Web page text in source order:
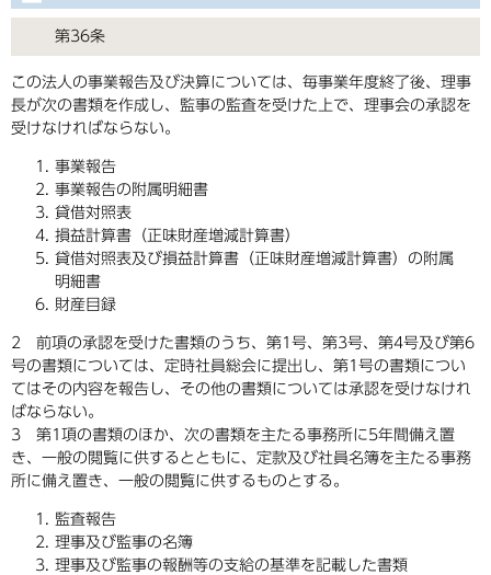
第36条
この法人の事業報告及び決算については、毎事業年度終了後、理事
長が次の書類を作成し、監事の監査を受けた上で、理事会の承認を
受けなければならない。
事業報告
事業報告の附属明細書
貸借対照表
損益計算書（正味財産増減計算書）
貸借対照表及び損益計算書（正味財産増減計算書）の附属
明細書
財産目録
2 前項の承認を受けた書類のうち、第1号、第3号、第4号及び第6
号の書類については、定時社員総会に提出し、第1号の書類につい
てはその内容を報告し、その他の書類については承認を受けなけれ
ばならない。
3 第1項の書類のほか、次の書類を主たる事務所に5年間備え置
き、一般の閲覧に供するとともに、定款及び社員名簿を主たる事務
所に備え置き、一般の閲覧に供するものとする。
監査報告
理事及び監事の名簿
理事及び監事の報酬等の支給の基準を記載した書類